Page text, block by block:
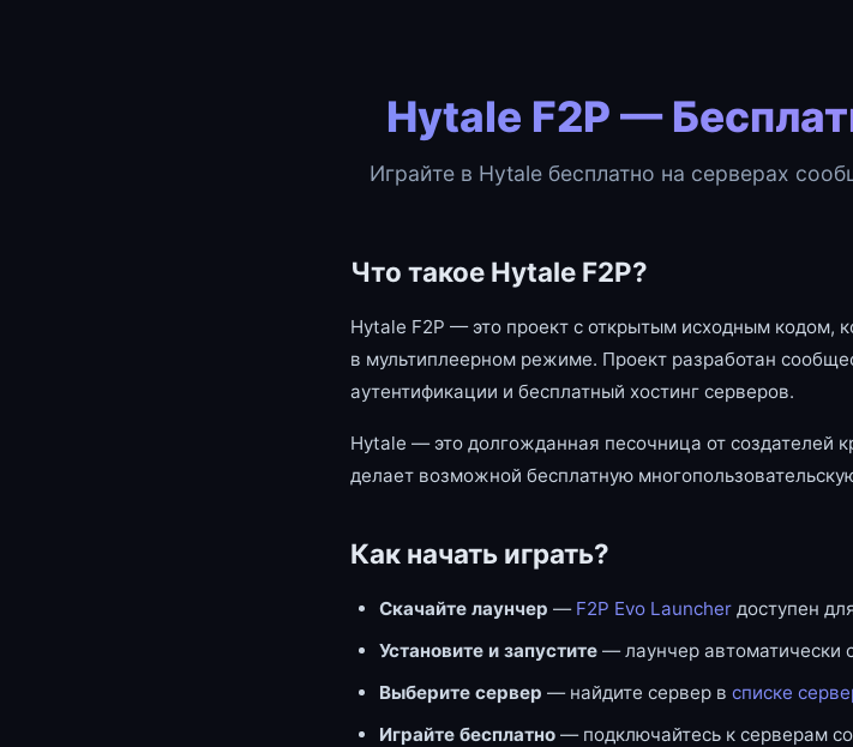
Hytale F2P —
Играйте в Hytale бесплатно на серверах
Что такое Hytale F2P?
Hytale F2P — это проект с открытым исходным кодом,
в мультиплеерном режиме. Проект разработан
аутентификации и бесплатный хостинг серверов.
Hytale — это долгожданная песочница от создателей
делает возможной бесплатную
Как начать играть?
Скачайте лаунчер — F2P Evo Launcher доступен
Установите и запустите — лаунчер автоматически
Выберите сервер — найдите сервер в списке
Играйте бесплатно — подключайтесь к серверам